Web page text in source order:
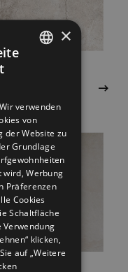
Beige
FRENCH
GERMAN
×
Wir verwenden
von
der Website zu
Grundlage
wird, Werbung
Präferenzen
Cookies
Schaltfläche
Verwendung
klicken,
auf „Weitere